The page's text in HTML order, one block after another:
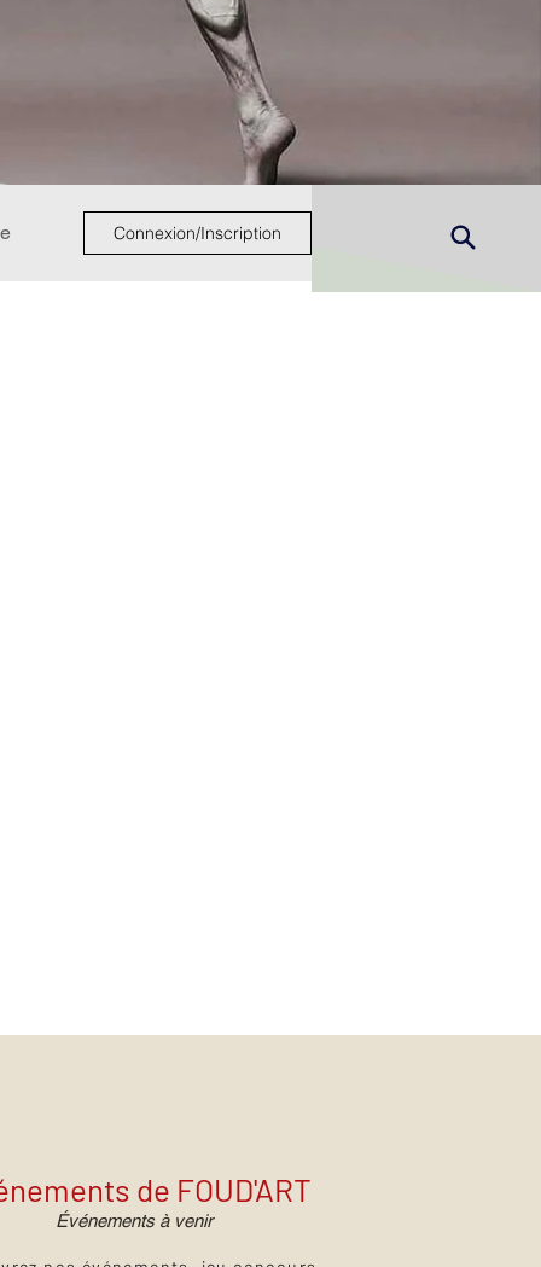
Connexion/Inscription
de FOUD'ART
Événements à venir